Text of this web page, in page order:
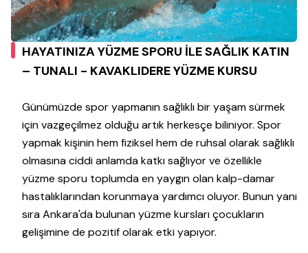
HAYATINIZA YÜZME SPORU İLE SAĞLIK KATIN
– TUNALI - KAVAKLIDERE YÜZME KURSU
Günümüzde spor yapmanın sağlıklı bir yaşam sürmek
için vazgeçilmez olduğu artık herkesçe biliniyor. Spor
yapmak kişinin hem fiziksel hem de ruhsal olarak sağlıklı
olmasına ciddi anlamda katkı sağlıyor ve özellikle
yüzme sporu toplumda en yaygın olan kalp-damar
hastalıklarından korunmaya yardımcı oluyor. Bunun yanı
sıra Ankara'da bulunan yüzme kursları çocukların
gelişimine de pozitif olarak etki yapıyor.